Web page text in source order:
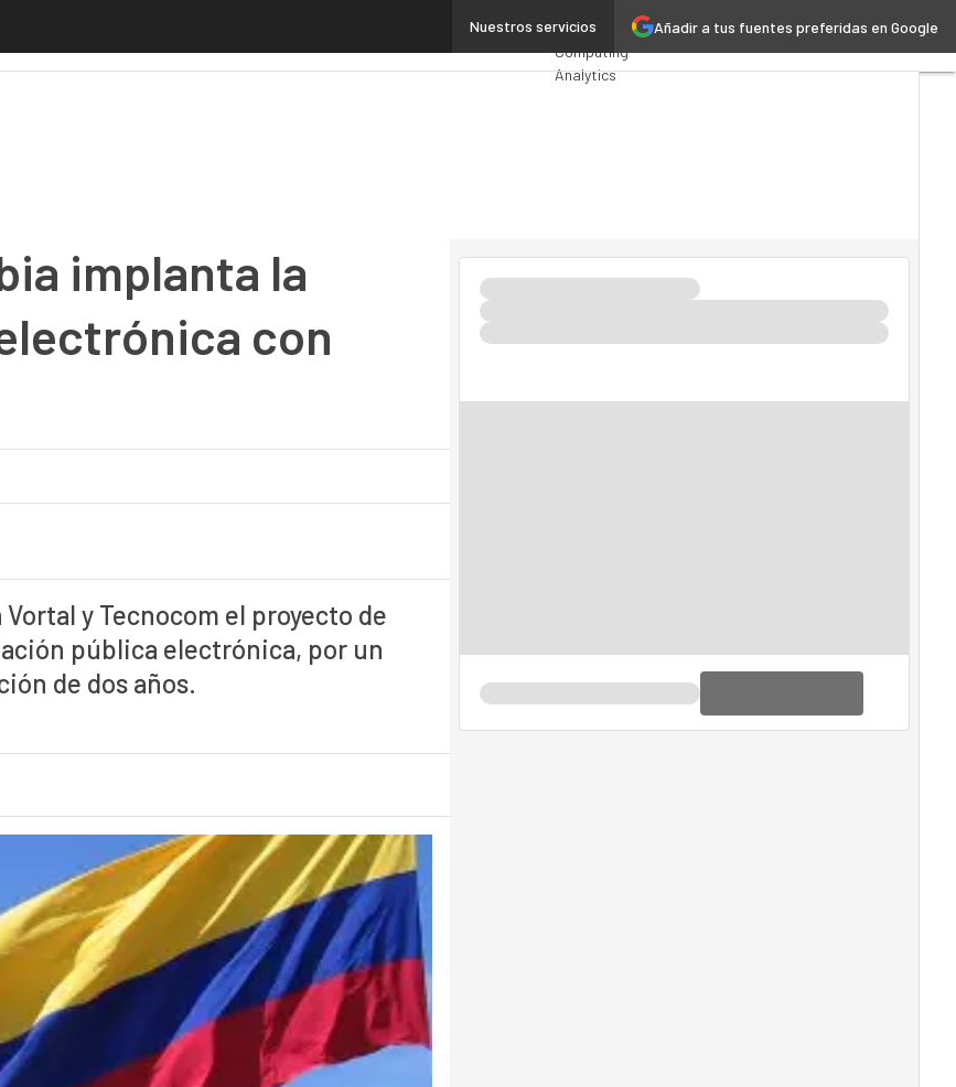
Añadir a tus fuentes preferidas en Google
Nuestros servicios
la contratación pública electrónica con Vortal y TecnocomPremios
Computing
Analytics
Movilidad
Mercado TI
implanta la
con
y Tecnocom el proyecto de
pública electrónica, por un
de dos años.